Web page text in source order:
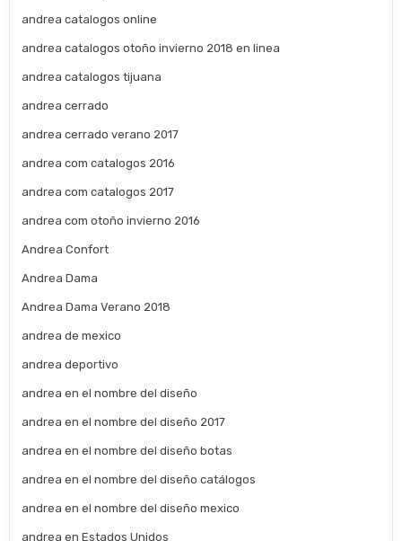
andrea catalogos online
andrea catalogos otoño invierno 2018 en linea
andrea catalogos tijuana
andrea cerrado
andrea cerrado verano 2017
andrea com catalogos 2016
andrea com catalogos 2017
andrea com otoño invierno 2016
Andrea Confort
Andrea Dama
Andrea Dama Verano 2018
andrea de mexico
andrea deportivo
andrea en el nombre del diseño
andrea en el nombre del diseño 2017
andrea en el nombre del diseño botas
andrea en el nombre del diseño catálogos
andrea en el nombre del diseño mexico
andrea en Estados Unidos